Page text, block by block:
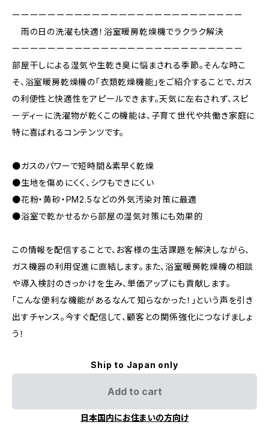
ーーーーーーーーーーーーーーーーーーーーーーーーーー
雨の日の洗濯も快適！浴室暖房乾燥機でラクラク解決
ーーーーーーーーーーーーーーーーーーーーーーーーーー
部屋干しによる湿気や生乾き臭に悩まされる季節。そんな時こ
そ、浴室暖房乾燥機の「衣類乾燥機能」をご紹介することで、ガス
の利便性と快適性をアピールできます。天気に左右されず、スピ
ーディーに洗濯物が乾くこの機能は、子育て世代や共働き家庭に
特に喜ばれるコンテンツです。
●ガスのパワーで短時間＆素早く乾燥
●生地を傷めにくく、シワもできにくい
●花粉・黄砂・PM2.5などの外気汚染対策に最適
●浴室で乾かせるから部屋の湿気対策にも効果的
この情報を配信することで、お客様の生活課題を解決しながら、
ガス機器の利用促進に直結します。また、浴室暖房乾燥機の相談
や導入検討のきっかけを生み、単価アップにも貢献します。
「こんな便利な機能があるなんて知らなかった！」という声を引き
出すチャンス。今すぐ配信して、顧客との関係強化につなげましょ
う！
Ship to Japan only
Add to cart
日本国内にお住まいの方向け